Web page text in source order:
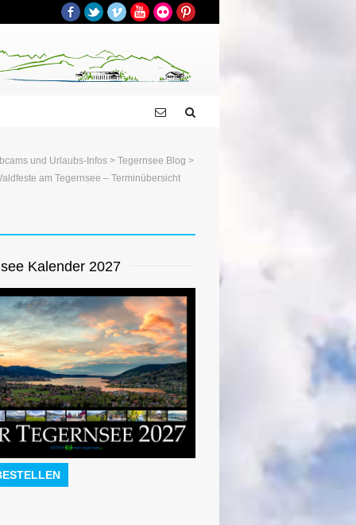
Facebook
TwitterVimeoYouTube
Flickr
und Urlaubs-Infos > Tegernsee Blog >
am Tegernsee – Terminübersicht
Kalender 2027